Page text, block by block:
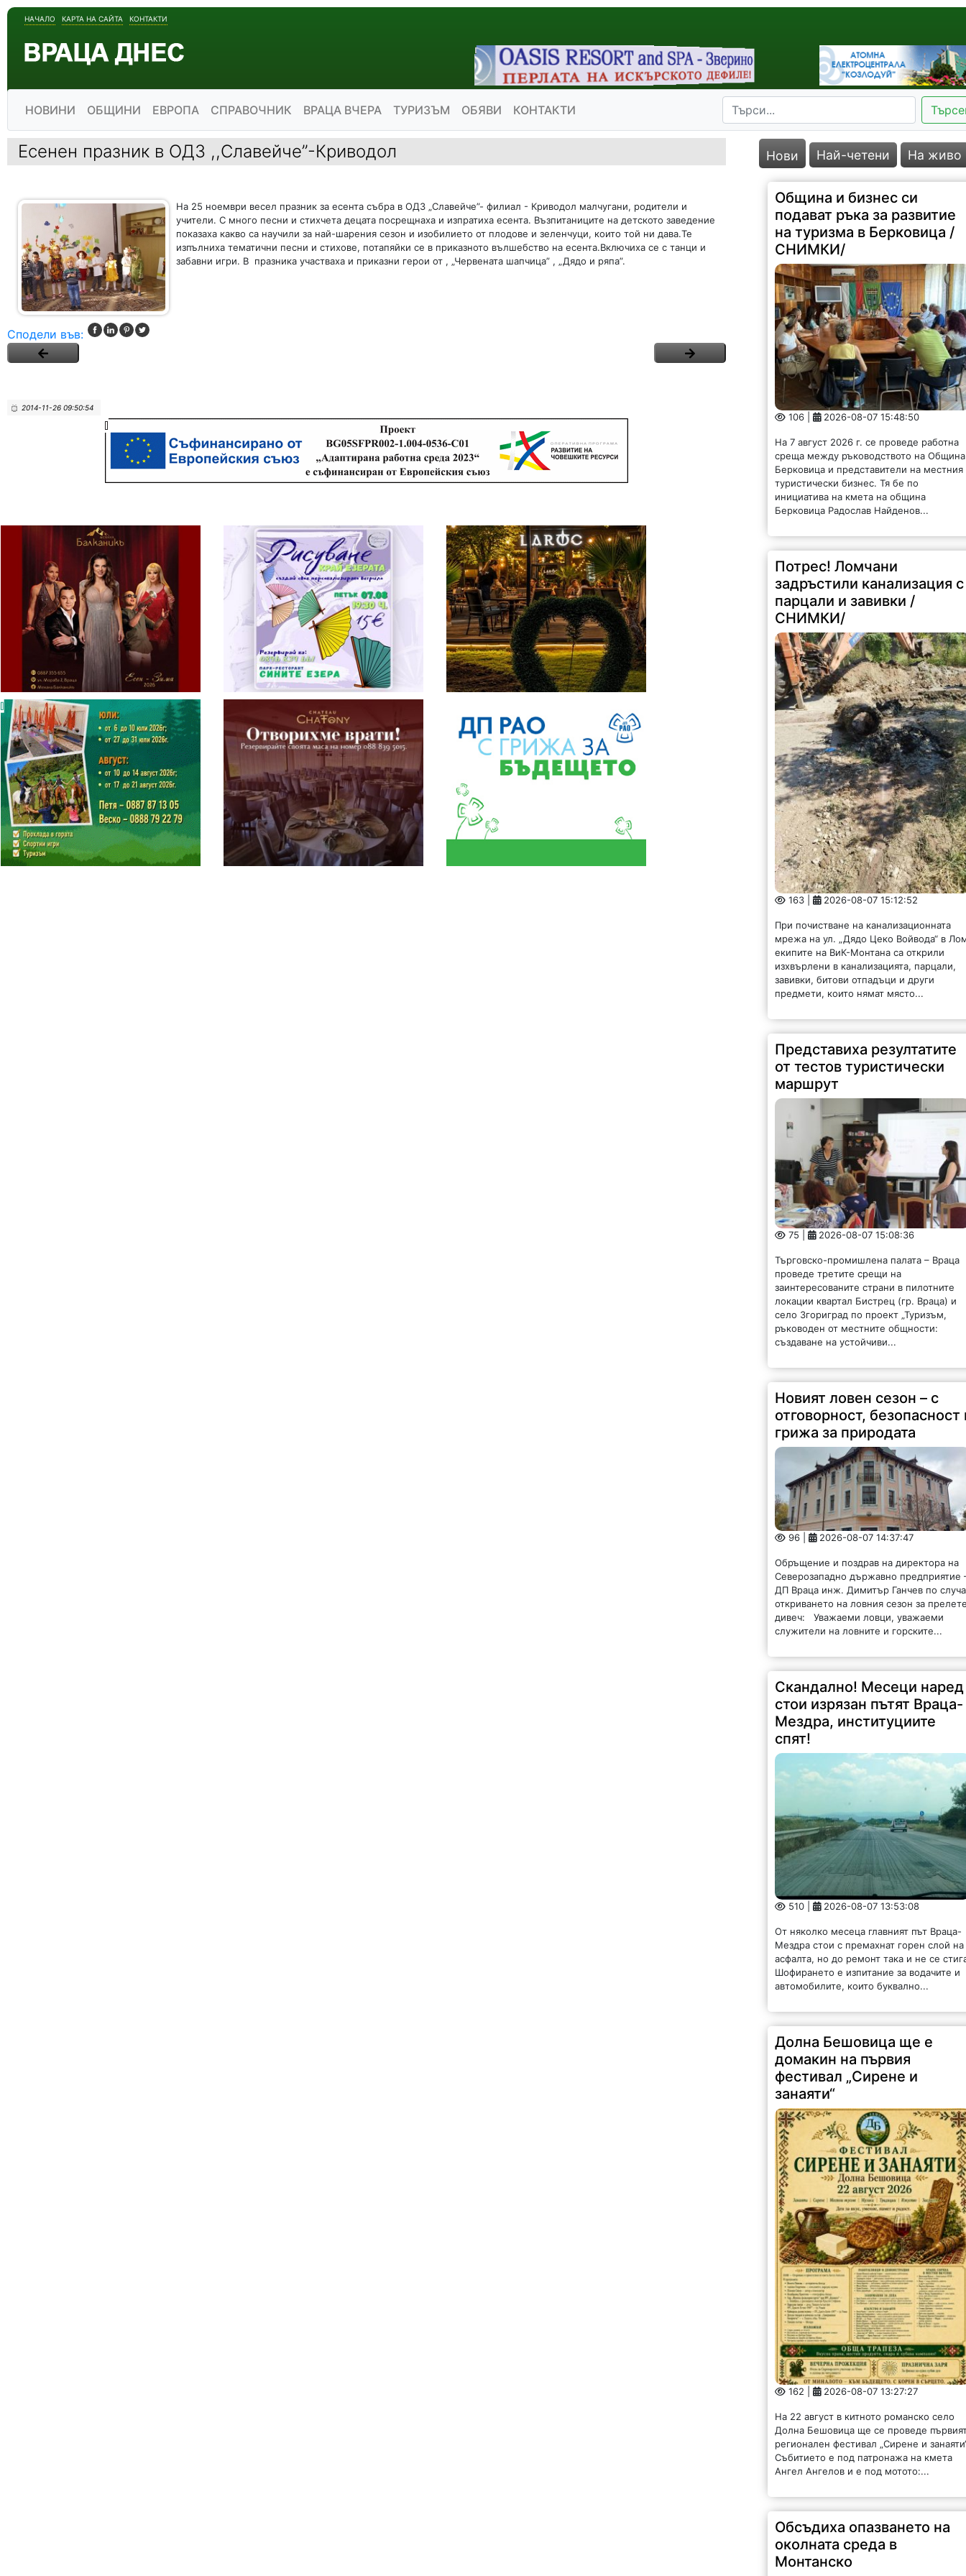
НАЧАЛО КАРТА НА САЙТА КОНТАКТИ
НОВИНИ ОБЩИНИ ЕВРОПА СПРАВОЧНИК ВРАЦА ВЧЕРА ТУРИЗЪМ ОБЯВИ КОНТАКТИ
Есенен празник в ОДЗ ,,Славейче”-Криводол
На 25 ноември весел празник за есента събра в ОДЗ „Славейче”- филиал - Криводол малчугани, родители и
учители. С много песни и стихчета децата посрещнаха и изпратиха есента. Възпитаниците на детското заведение
показаха какво са научили за най-шарения сезон и изобилието от плодове и зеленчуци, които той ни дава.Те
изпълниха тематични песни и стихове, потапяйки се в приказното вълшебство на есента.Включиха се с танци и
забавни игри. В празника участваха и приказни герои от , „Червената шапчица” , „Дядо и ряпа”.
Сподели във:
2014-11-26 09:50:54
Нови Най-четени На живо
Община и бизнес си
подават ръка за развитие
на туризма в Берковица /
СНИМКИ/
106 | 2026-08-07 15:48:50
На 7 август 2026 г. се проведе работна
среща между ръководството на Община
Берковица и представители на местния
туристически бизнес. Тя бе по
инициатива на кмета на община
Берковица Радослав Найденов...
Потрес! Ломчани
задръстили канализация с
парцали и завивки /
СНИМКИ/
163 | 2026-08-07 15:12:52
При почистване на канализационната
мрежа на ул. „Дядо Цеко Войвода“ в
екипите на ВиК-Монтана са открили
изхвърлени в канализацията, парцали,
завивки, битови отпадъци и други
предмети, които нямат място...
Представиха резултатите
от тестов туристически
маршрут
75 | 2026-08-07 15:08:36
Търговско-промишлена палата – Враца
проведе третите срещи на
заинтересованите страни в пилотните
локации квартал Бистрец (гр. Враца) и
село Згориград по проект „Туризъм,
ръководен от местните общности:
създаване на устойчиви...
Новият ловен сезон – с
отговорност, безопасност
грижа за природата
96 | 2026-08-07 14:37:47
Обръщение и поздрав на директора на
Северозападно държавно предприятие
ДП Враца инж. Димитър Ганчев по
откриването на ловния сезон за
дивеч: Уважаеми ловци, уважаеми
служители на ловните и горските...
Скандално! Месеци наред
стои изрязан пътят Враца-
Мездра, институциите
спят!
510 | 2026-08-07 13:53:08
От няколко месеца главният път Враца-
Мездра стои с премахнат горен слой на
асфалта, но до ремонт така и не се
Шофирането е изпитание за водачите и
автомобилите, които буквално...
Долна Бешовица ще е
домакин на първия
фестивал „Сирене и
занаяти“
162 | 2026-08-07 13:27:27
На 22 август в китното романско село
Долна Бешовица ще се проведе
регионален фестивал „Сирене и
Събитието е под патронажа на кмета
Ангел Ангелов и е под мотото:...
Обсъдиха опазването на
околната среда в
Монтанско